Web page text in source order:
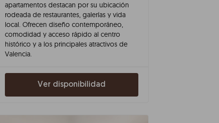
apartamentos destacan por su ubicación
rodeada de restaurantes, galerías y vida
local. Ofrecen diseño contemporáneo,
comodidad y acceso rápido al centro
histórico y a los principales atractivos de
Valencia.
Ver disponibilidad